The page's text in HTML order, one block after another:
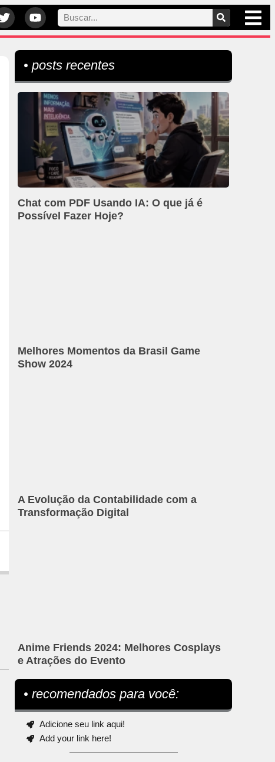
• posts recentes
Chat com PDF Usando IA: O que já é
Possível Fazer Hoje?
Melhores Momentos da Brasil Game
Show 2024
A Evolução da Contabilidade com a
Transformação Digital
Anime Friends 2024: Melhores Cosplays
e Atrações do Evento
• recomendados para você:
Adicione seu link aqui!
Add your link here!